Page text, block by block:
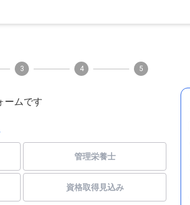
3 4 5
ームです
管理栄養士
資格取得見込み